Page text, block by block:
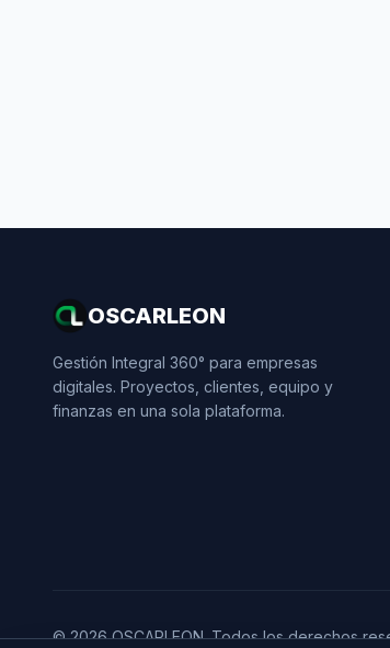
OSCARLEON
Gestión Integral 360° para empresas
digitales. Proyectos, clientes, equipo y
finanzas en una sola plataforma.
© 2026 OSCARLEON. Todos los derechos